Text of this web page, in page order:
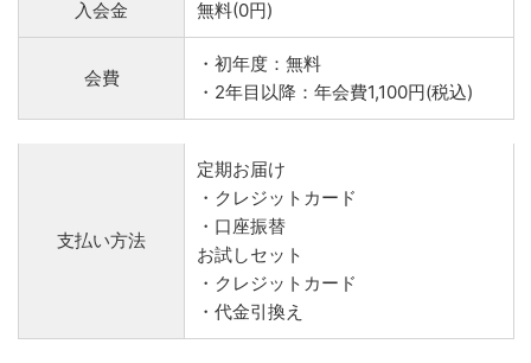
入会金 無料(0円)
会費
・初年度：無料
・2年目以降：年会費1,100円(税込)
支払い方法
定期お届け
・クレジットカード
・口座振替
お試しセット
・クレジットカード
・代金引換え